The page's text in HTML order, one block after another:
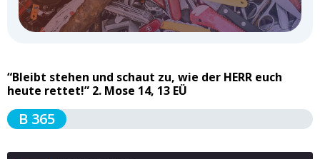
“Bleibt stehen und schaut zu, wie der HERR euch
heute rettet!” 2. Mose 14, 13 EÜ
B 365